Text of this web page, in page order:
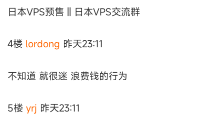
日本VPS预售 || 日本VPS交流群
4楼 lordong 昨天23:11
不知道 就很迷 浪费钱的行为
5楼 yrj 昨天23:11